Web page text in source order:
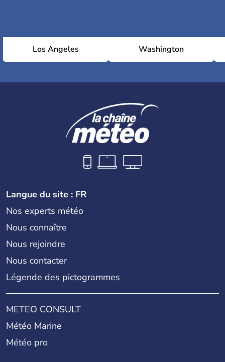
Los Angeles Washington
Langue du site : FR
Nos experts météo
Nous connaître
Nous rejoindre
Nous contacter
Légende des pictogrammes
METEO CONSULT
Météo Marine
Météo pro